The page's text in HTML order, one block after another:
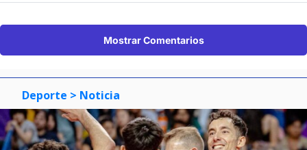
Mostrar Comentarios
Deporte > Noticia